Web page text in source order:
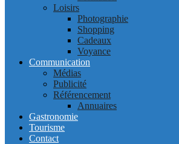
Loisirs
Photographie
Shopping
Cadeaux
Voyance
Communication
Médias
Publicité
Référencement
Annuaires
Gastronomie
Tourisme
Contact